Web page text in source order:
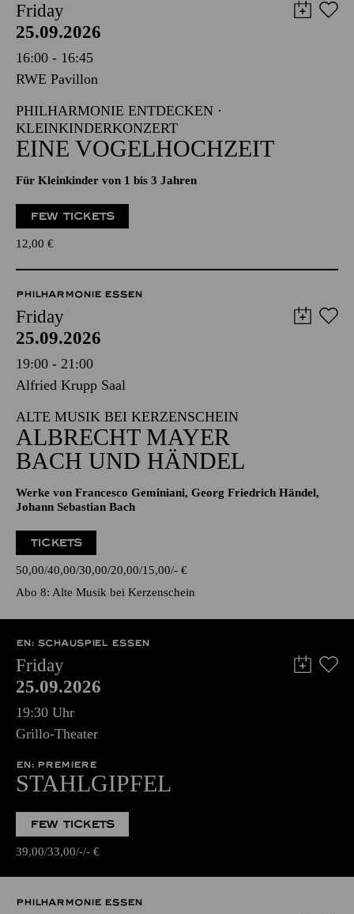
Friday
25.09.2026
16:00 - 16:45
RWE Pavillon
PHILHARMONIE ENTDECKEN ·
KLEINKINDERKONZERT
EINE VOGELHOCHZEIT
Für Kleinkinder von 1 bis 3 Jahren
FEW TICKETS
12,00 €
PHILHARMONIE ESSEN
Friday
25.09.2026
19:00 - 21:00
Alfried Krupp Saal
ALTE MUSIK BEI KERZENSCHEIN
ALBRECHT MAYER
BACH UND HÄNDEL
Werke von Francesco Geminiani, Georg Friedrich Händel,
Johann Sebastian Bach
TICKETS
50,00 40,00 30,00 20,00 15,00 - €
Abo 8: Alte Musik bei Kerzenschein
EN: SCHAUSPIEL ESSEN
Friday
25.09.2026
19:30 Uhr
Grillo-Theater
EN: PREMIERE
STAHLGIPFEL
FEW TICKETS
39,00 33,00 - - €
PHILHARMONIE ESSEN